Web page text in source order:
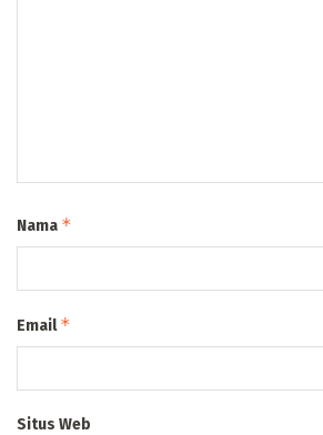
Nama *
Email*
Situs Web